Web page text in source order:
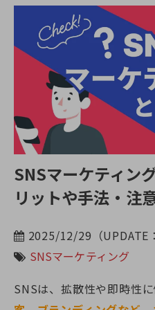
SNSマーケティン
リットや手法・注
2025/12/29（UPDATE
SNSマーケティング
SNSは、拡散性や即時性